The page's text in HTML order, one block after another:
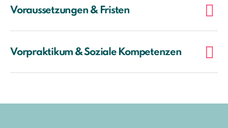
Voraussetzungen & Fristen
Vorpraktikum & Soziale Kompetenzen